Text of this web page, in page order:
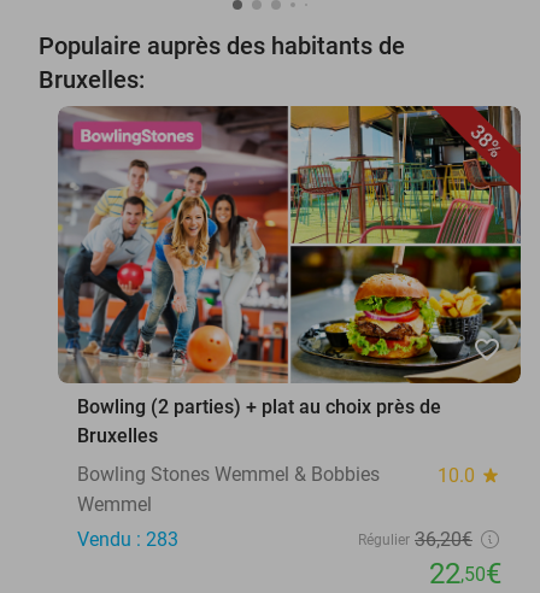
Populaire auprès des habitants de
Bruxelles:
38%
favorite_border
Bowling (2 parties) + plat au choix près de
Bruxelles
Bowling Stones Wemmel & Bobbies
10.0 star
Wemmel
Vendu : 283
Régulier 36,20€
22,50€